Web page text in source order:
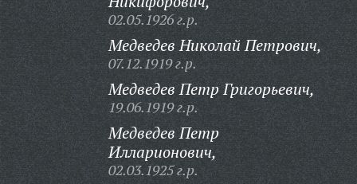
02.05.1926 г.р.
Медведев Николай Петрович,
07.12.1919 г.р.
Медведев Петр Григорьевич,
19.06.1919 г.р.
Медведев Петр
Илларионович,
02.03.1925 г.р.